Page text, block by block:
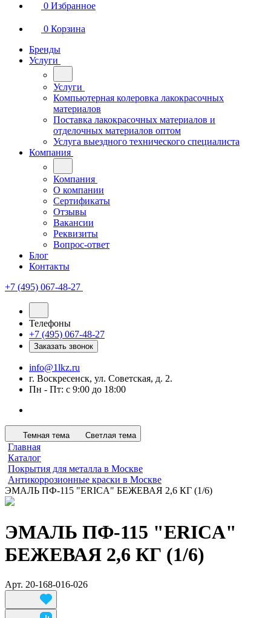
0 Избранное
0 Корзина
Бренды
Услуги
Услуги
Компьютерная колеровка лакокрасочных
материалов
Поставка лакокрасочных материалов и
отделочных материалов оптом
Услуга выездного технического специалиста
Компания
Компания
О компании
Сертификаты
Отзывы
Вакансии
Реквизиты
Вопрос-ответ
Блог
Контакты
+7 (495) 067-48-27
Телефоны
+7 (495) 067-48-27
Заказать звонок
info@1lkz.ru
г. Воскресенск, ул. Советская, д. 2.
Пн - Пт: с 9:00 до 18:00
Темная тема Светлая тема
Главная
Каталог
Покрытия для металла в Москве
Антикоррозионные краски в Москве
ЭМАЛЬ ПФ-115 "ERICA" БЕЖЕВАЯ 2,6 КГ (1/6)
ЭМАЛЬ ПФ-115 "ERICA"
БЕЖЕВАЯ 2,6 КГ (1/6)
Арт. 20-168-016-026